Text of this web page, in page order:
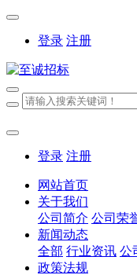
登录 注册
登录 注册
网站首页
关于我们
公司简介 公司荣
新闻动态
全部 行业资讯 公
政策法规